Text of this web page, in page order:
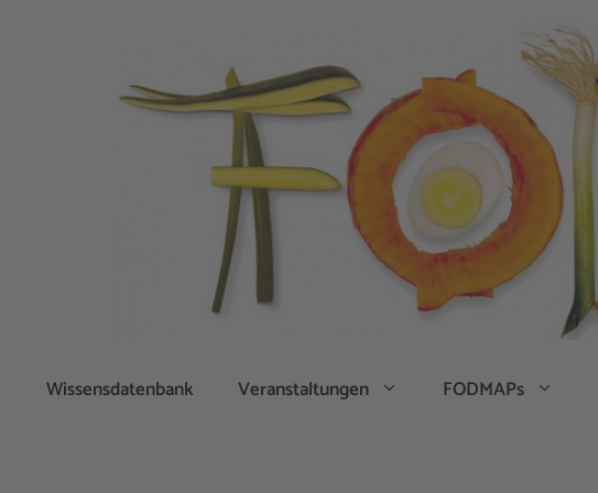
Wissensdatenbank Veranstaltungen FODMAPs